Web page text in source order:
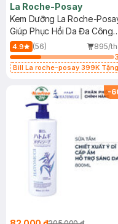
La Roche-Posay
Kem Dưỡng La Roche-
Giúp Phục Hồi Da Đa Công
Dụng 40ml
4.9 (56)
895/
Bill La roche-posay 399K Tặng
(SL có hạn)
-